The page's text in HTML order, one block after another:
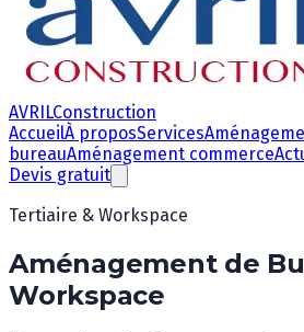
AVRILConstruction
AccueilÀ proposServices
bureauAménagement commerce
Devis gratuit
Tertiaire & Workspace
Aménagement de
Workspace